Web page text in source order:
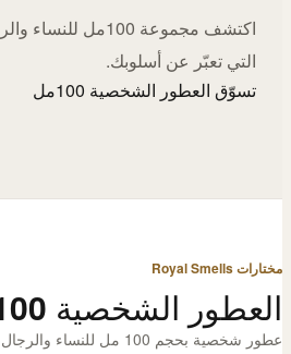
اكتشف مجموعة 100مل
التي تعبّر عن أسلوبك.
تسوّق العطور الشخصية 100مل
مختارات Royal Smells
العطور الشخصية 100مل
عطور شخصية بحجم 100 مل